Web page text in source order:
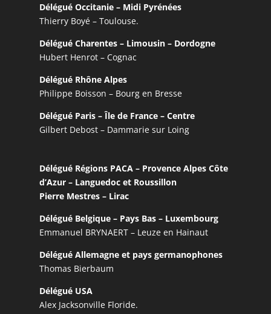
Délégué Occitanie – Midi Pyrénées
Thierry Boyé – Toulouse.
Délégué Charentes – Limousin – Dordogne
Hubert Henrot – Cognac
Délégué Rhône Alpes
Philippe Boisson – Bourg en Bresse
Délégué Paris – Île de France – Centre
Gilbert Debost – Dammarie sur Loing
Délégué Régions PACA – Provence Alpes Côte
d’Azur – Languedoc et Roussillon
Pierre Mestres – Lirac
Délégué Belgique – Pays Bas – Luxembourg
Emmanuel BRYNAERT – Leuze en Hainaut
Délégué Allemagne et pays germanophones
Thomas Bierbaum
Délégué USA
Alex Jacksonville Floride.